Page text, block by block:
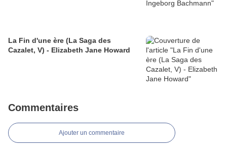
La Fin d'une ère (La Saga des
Cazalet, V) - Elizabeth Jane Howard
Commentaires
Ajouter un commentaire